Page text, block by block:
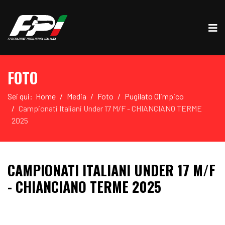
FOTO
Sei qui: Home Media Foto
Pugilato Olimpico
Campionati Italiani Under 17 M/F - CHIANCIANO TERME
2025
CAMPIONATI ITALIANI UNDER 17 M/F
- CHIANCIANO TERME 2025